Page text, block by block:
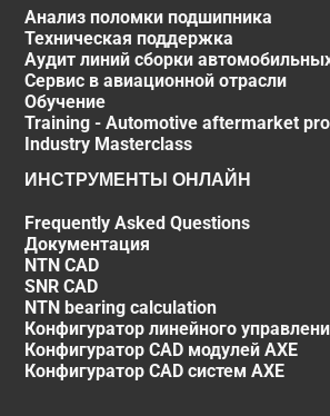
Анализ поломки подшипника
Техническая поддержка
Аудит линий сборки
Сервис в авиационной отрасли
Обучение
Training - Automotive aftermarket
Industry Masterclass
ИНСТРУМЕНТЫ ОНЛАЙН
Frequently Asked Questions
Документация
NTN CAD
SNR CAD
NTN bearing calculation
Конфигуратор линейного
Конфигуратор CAD модулей AXE
Конфигуратор CAD систем AXE